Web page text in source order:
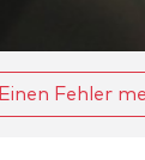
Einen Fehler